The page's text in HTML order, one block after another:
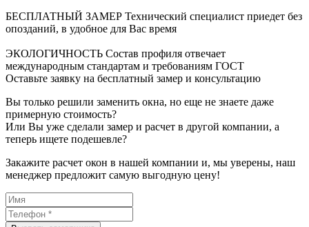
БЕСПЛАТНЫЙ ЗАМЕР Технический специалист приедет без
опозданий, в удобное для Вас время
ЭКОЛОГИЧНОСТЬ Состав профиля отвечает
международным стандартам и требованиям ГОСТ
Оставьте заявку на бесплатный замер и консультацию
Вы только решили заменить окна, но еще не знаете даже
примерную стоимость?
Или Вы уже сделали замер и расчет в другой компании, а
теперь ищете подешевле?
Закажите расчет окон в нашей компании и, мы уверены, наш
менеджер предложит самую выгодную цену!